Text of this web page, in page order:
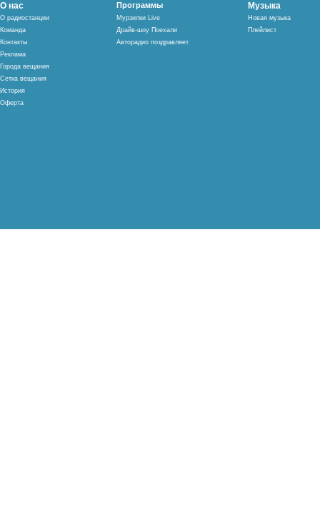
О нас
О радиостанции
Команда
Контакты
Реклама
Города вещания
Сетка вещания
История
Оферта
Программы
Мурзилки Live
Драйв-шоу Поехали
Авторадио поздравляет
Музыка
Новая музыка
Плейлист